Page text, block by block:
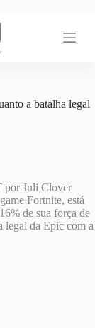
a batalha legal
por Juli Clover
Fortnite, está
de sua força de
legal da Epic com a